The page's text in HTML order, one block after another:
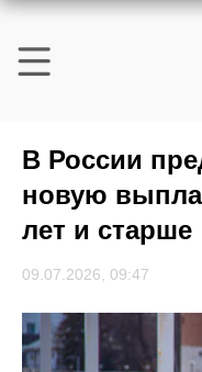
В России
новую
лет и старше
09.07.2026, 09:47